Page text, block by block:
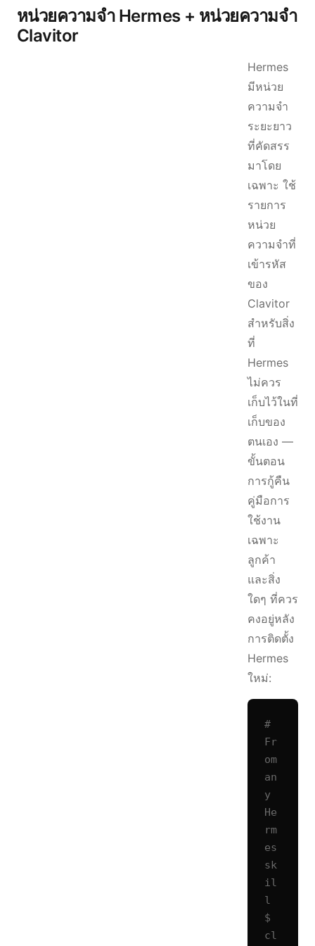
หน่วยความจำ Hermes + หน่วยความจำ
Clavitor
Hermes
มีหน่วย
ความจำ
ระยะยาว
ที่คัดสรร
มาโดย
เฉพาะ ใช้
รายการ
หน่วย
ความจำที่
เข้ารหัส
ของ
Clavitor
สำหรับสิ่ง
ที่
Hermes
ไม่ควร
เก็บไว้ในที่
เก็บของ
ตนเอง —
ขั้นตอน
การกู้คืน
คู่มือการ
ใช้งาน
เฉพาะ
ลูกค้า
และสิ่ง
ใดๆ ที่ควร
คงอยู่หลัง
การติดตั้ง
Hermes
ใหม่:
#
Fr
om
an
y
He
rm
es
sk
il
l
$
cl